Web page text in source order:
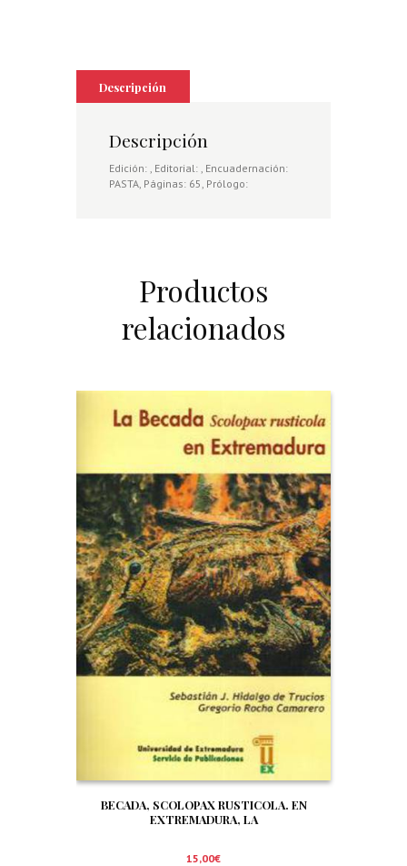
Descripción
Descripción
Edición: , Editorial: , Encuadernación:
PASTA, Páginas: 65, Prólogo:
Productos
relacionados
BECADA, SCOLOPAX RUSTICOLA. EN
EXTREMADURA, LA
15,00€